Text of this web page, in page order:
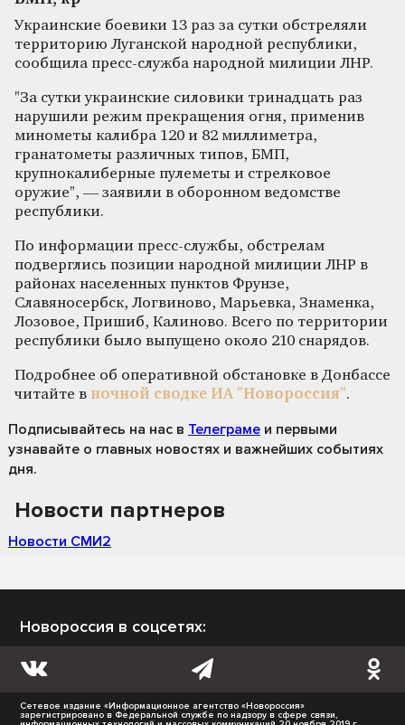
Украинские боевики 13 раз за сутки обстреляли
территорию Луганской народной республики,
сообщила пресс-служба народной милиции ЛНР.
"За сутки украинские силовики тринадцать раз
нарушили режим прекращения огня, применив
минометы калибра 120 и 82 миллиметра,
гранатометы различных типов, БМП,
крупнокалиберные пулеметы и стрелковое
оружие", — заявили в оборонном ведомстве
республики.
По информации пресс-службы, обстрелам
подверглись позиции народной милиции ЛНР в
районах населенных пунктов Фрунзе,
Славяносербск, Логвиново, Марьевка, Знаменка,
Лозовое, Пришиб, Калиново. Всего по территории
республики было выпущено около 210 снарядов.
Подробнее об оперативной обстановке в Донбассе
читайте в ночной сводке ИА "Новороссия".
Подписывайтесь на нас в Телеграме и первыми
узнавайте о главных новостях и важнейших событиях
дня.
Новости партнеров
Новости СМИ2
Новороссия в соцсетях:
Сетевое издание «Информационное агентство «Новороссия»
зарегистрировано в Федеральной службе по надзору в сфере связи,